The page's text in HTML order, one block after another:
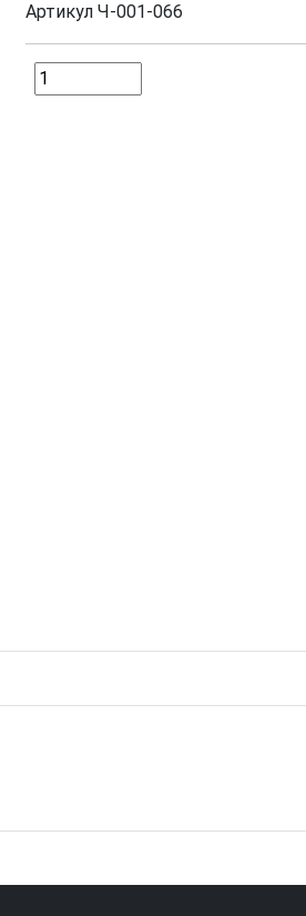
Артикул Ч-001-066